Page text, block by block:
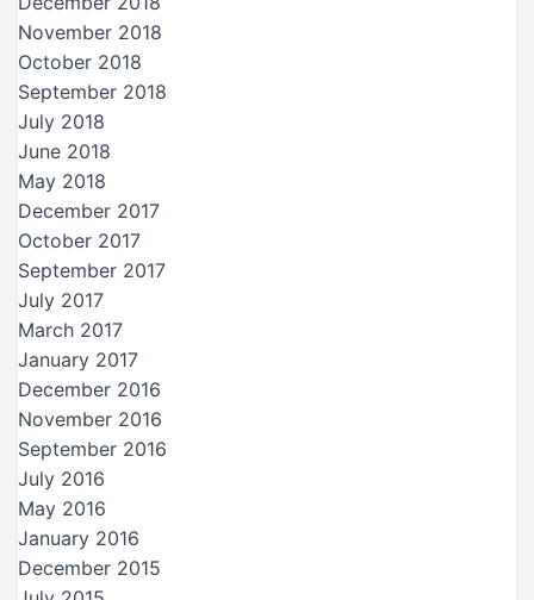
November 2018
October 2018
September 2018
July 2018
June 2018
May 2018
December 2017
October 2017
September 2017
July 2017
March 2017
January 2017
December 2016
November 2016
September 2016
July 2016
May 2016
January 2016
December 2015